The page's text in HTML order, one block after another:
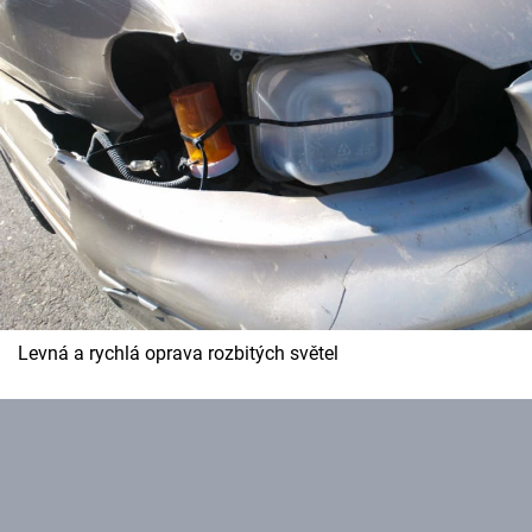
Levná a rychlá oprava rozbitých světel